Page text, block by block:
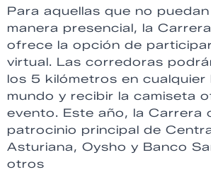
Para aquellas que no
manera presencial, la
ofrece la opción de
virtual. Las corredoras
los 5 kilómetros en cualquier
mundo y recibir la camiseta
evento. Este año, la Carrera
patrocinio principal de
Asturiana, Oysho y Banco
otros